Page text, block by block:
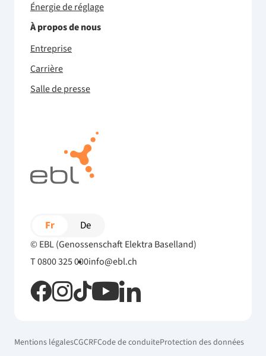
Énergie de réglage
À propos de nous
Entreprise
Carrière
Salle de presse
© EBL (Genossenschaft Elektra Baselland)
T 0800 325 000info@ebl.ch
Fr De
Mentions légalesCGCRFCode de conduiteProtection des données